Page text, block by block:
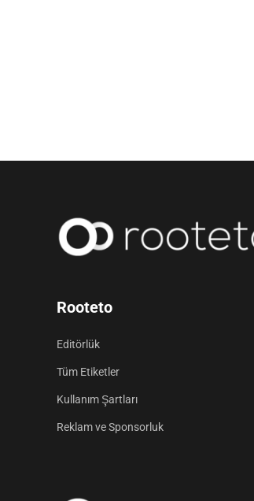
Rooteto
Editörlük
Tüm Etiketler
Kullanım Şartları
Reklam ve Sponsorluk